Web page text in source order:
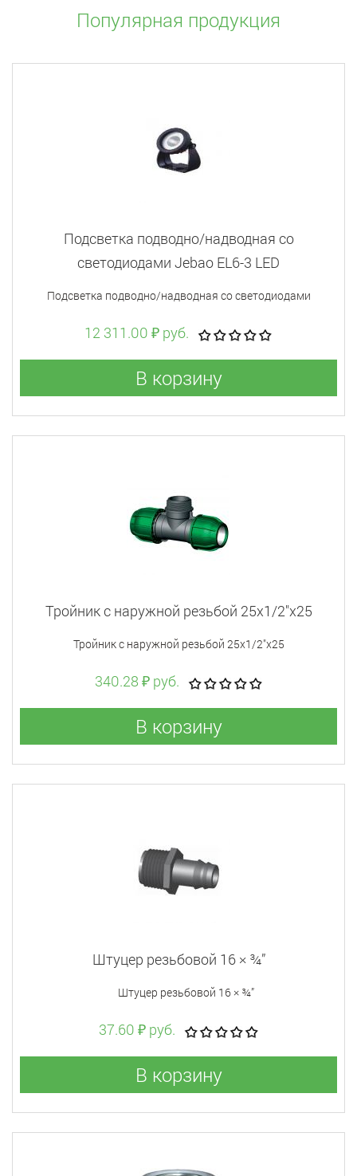
Популярная продукция
Подсветка подводно/надводная со
светодиодами Jebao EL6-3 LED
Подсветка подводно/надводная со светодиодами
12 311.00 ₽ руб.
В корзину
Тройник с наружной резьбой 25x1/2"x25
Тройник с наружной резьбой 25x1/2"x25
340.28 ₽ руб.
В корзину
Штуцер резьбовой 16 × ¾”
Штуцер резьбовой 16 × ¾”
37.60 ₽ руб.
В корзину